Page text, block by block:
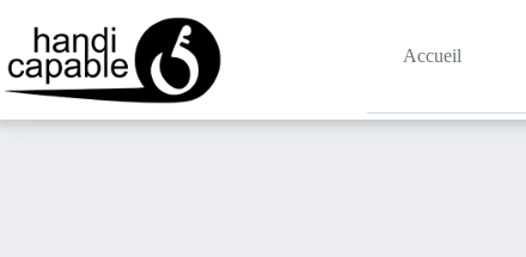
Accueil